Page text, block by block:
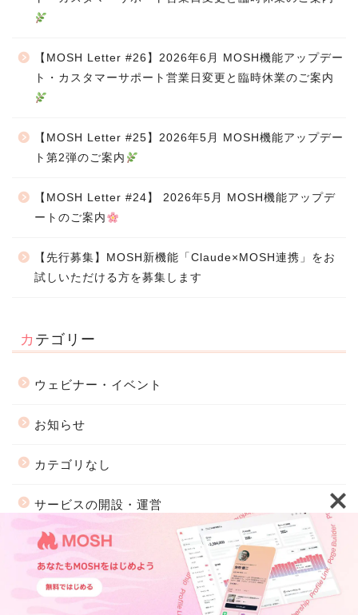
【MOSH Letter #26】2026年6月 MOSH機能アップデー
ト・カスタマーサポート営業日変更と臨時休業のご案内
【MOSH Letter #25】2026年5月 MOSH機能アップデー
ト第2弾のご案内
【MOSH Letter #24】 2026年5月 MOSH機能アップデ
ートのご案内
【先行募集】MOSH新機能「Claude×MOSH連携」をお
試しいただける方を募集します
カテゴリー
ウェビナー・イベント
お知らせ
カテゴリなし
サービスの開設・運営
サービスを広げる
サービスを運営する
活用事例 ウェビナー・イベント